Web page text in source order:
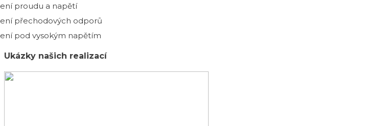
proudu a napětí
přechodových odporů
pod vysokým napětím
Ukázky našich realizací